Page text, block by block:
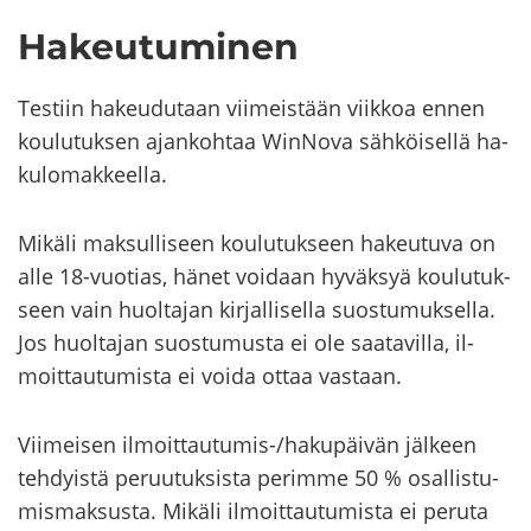
Ha­keu­tu­mi­nen
Tes­tiin ha­keu­du­taan vii­meis­tään viik­koa ennen
kou­lu­tuk­sen ajan­koh­taa WinNova säh­köi­sel­lä ha­
ku­lo­mak­keel­la.
Mi­kä­li mak­sul­li­seen kou­lu­tuk­seen ha­keu­tu­va on
alle 18-​vuotias, hänet voi­daan hy­väk­syä kou­lu­tuk­
seen vain huol­ta­jan kir­jal­li­sel­la suos­tu­muk­sel­la.
Jos huol­ta­jan suos­tu­mus­ta ei ole saa­ta­vil­la, il­
moit­tau­tu­mis­ta ei voida ottaa vas­taan.
Vii­mei­sen ilmoittautumis-​​/ha­ku­päi­vän jäl­keen
teh­dyis­tä pe­ruu­tuk­sis­ta pe­rim­me 50 % osal­lis­tu­
mis­mak­sus­ta. Mi­kä­li il­moit­tau­tu­mis­ta ei pe­ru­ta